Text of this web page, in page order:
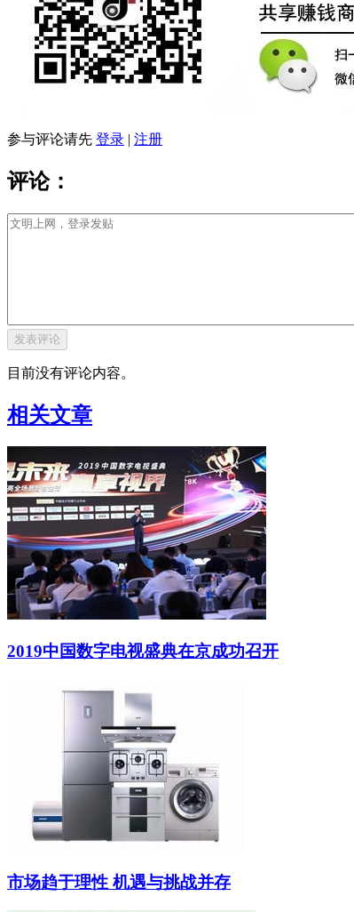
参与评论请先 登录 | 注册
评论：
目前没有评论内容。
相关文章
2019中国数字电视盛典在京成功召开
市场趋于理性 机遇与挑战并存